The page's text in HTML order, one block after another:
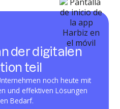
der digitalen
teil
noch heute mit
und effektiven Lösungen
Bedarf.